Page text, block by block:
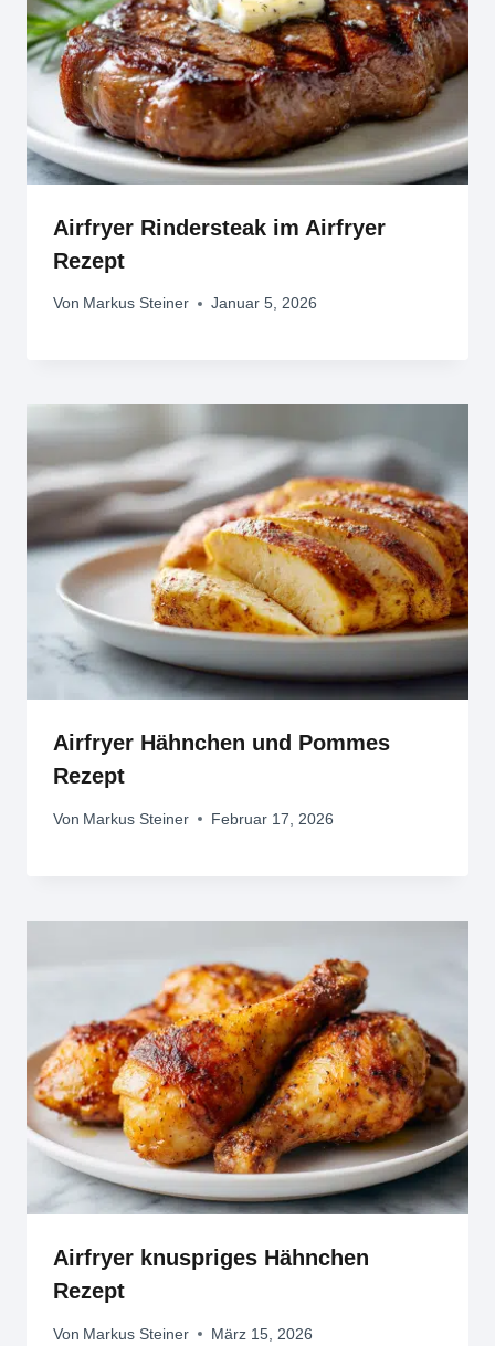
Airfryer Rindersteak im Airfryer
Rezept
Von Markus Steiner Januar 5, 2026
Airfryer Hähnchen und Pommes
Rezept
Von Markus Steiner Februar 17, 2026
Airfryer knuspriges Hähnchen
Rezept
Von Markus Steiner März 15, 2026